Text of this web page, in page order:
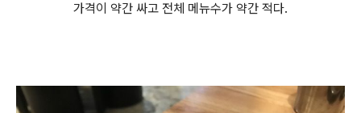
가격이 약간 싸고 전체 메뉴수가 약간 적다.